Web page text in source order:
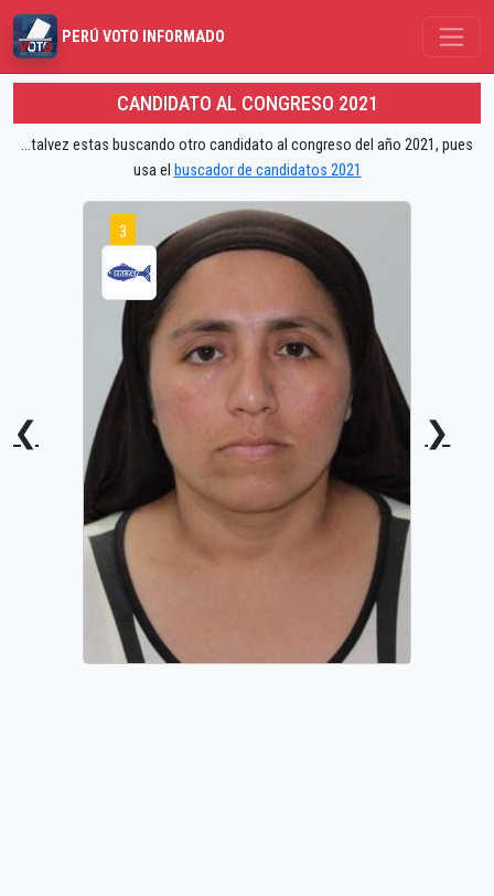
PERÚ VOTO INFORMADO
CANDIDATO AL CONGRESO 2021
...talvez estas buscando otro candidato al congreso del año 2021, pues
usa el buscador de candidatos 2021
❮
3
❯